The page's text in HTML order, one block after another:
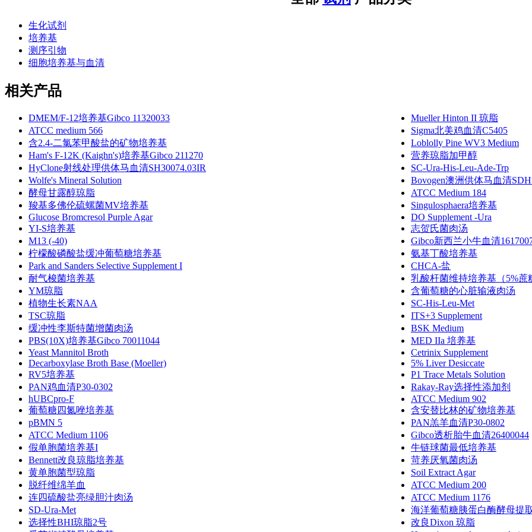
生化试剂
培养基
测序引物
细胞培养基与血清
相关产品
DMEM/F-12培养基Gibco 11320033
Mueller Hinton II 琼脂
ATCC medium 566
Sigma北美鸡血清C5405
含2.4-二氯苯甲酸盐的矿物培养基
Loblolly Pine WV3 Medium
Ham's F-12K (Kaighn's)培养基Gibco 211270
营养琼脂加甲醇
HyClone射线处理供体马血清SH30074.03IR
SC-Ura-His-Leu-Ade-Trp
Wolfe's Mineral Solution
Bovogen澳洲供体马血清
酵母甘露醇琼脂
ATCC Medium 184
羧基多佛伦硫螺菌MV培养基
Singulosphaera培养基
Glucose Bromcresol Purple Agar
DO Supplement -Ura
YI-S培养基
志贺氏菌肉汤
M13 (-40)
Gibco新西兰小牛血清
柠檬酸磷酸盐缓冲葡萄糖培养基
氨基丁酸培养基
Park and Sanders Selective Supplement I
CHCA-盐
耐气梭菌培养基
乳酸杆菌维持培养基（5%蔗
YM琼脂
含葡萄糖的心脏输液肉汤
植物生长素NAA
SC-His-Leu-Met
TSC琼脂
ITS+3 Supplement
缓冲性李斯特菌增菌肉汤
BSK Medium
PBS(10X)培养基Gibco 70011044
MED IIa 培养基
Yeast Mannitol Broth
Cetrinix Supplement
Decarboxylase Broth Base (Moeller)
5% Liver Desiccate
RV5培养基
P1 Trace Metals Solution
PAN鸡血清P30-0302
Rakay-Ray选择性添加剂
hUBCpro-F
ATCC Medium 902
葡萄糖四氮唑培养基
含安替比林的矿物培养基
pBMN 5
PAN羔羊血清P30-0802
ATCC Medium 1106
Gibco透析胎牛血清26400044
假单胞菌培养基I
牛链球菌最低培养基
Bennett改良琼脂培养基
苛养厌氧菌肉汤
黄单胞菌型琼脂
Soil Extract Agar
脱纤维绵羊血
ATCC Medium 200
连四硫酸盐亮绿胆汁肉汤
ATCC Medium 1176
SD-Ura-Met
海洋葡萄糖胰蛋白酶酵母提
选择性BHI琼脂2号
改良Dixon 琼脂